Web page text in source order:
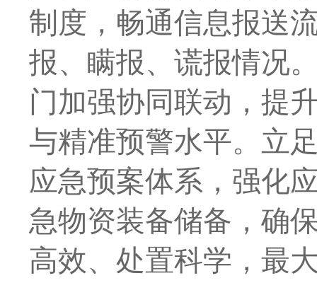
制度，畅通信息报送
报、瞒报、谎报情况
门加强协同联动，提
与精准预警水平。立
应急预案体系，强化
急物资装备储备，确
高效、处置科学，最